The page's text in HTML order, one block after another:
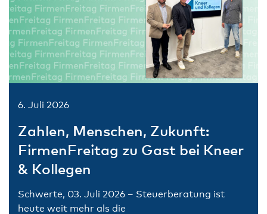
6. Juli 2026
Zahlen, Menschen, Zukunft:
FirmenFreitag zu Gast bei Kneer
& Kollegen
Schwerte, 03. Juli 2026 – Steuerberatung ist
heute weit mehr als die